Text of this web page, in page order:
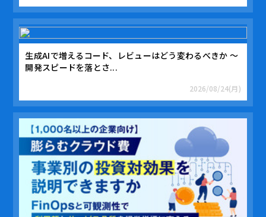
生成AIで増えるコード、レビューはどう変わるべきか 〜
開発スピードを落とさ...
2026/08/24(月)